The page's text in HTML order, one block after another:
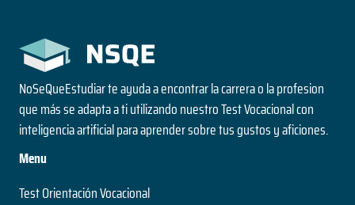
NoSeQueEstudiar te ayuda a encontrar la carrera o la profesion
que más se adapta a ti utilizando nuestro Test Vocacional con
inteligencia artificial para aprender sobre tus gustos y aficiones.
Menu
Test Orientación Vocacional